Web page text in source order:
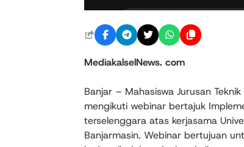
MediakalselNews. com
Banjar – Mahasiswa Jurusan
mengikuti webinar bertajuk
terselenggara atas kerjasama
Banjarmasin. Webinar bertujuan